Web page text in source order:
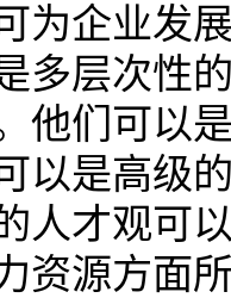
为企业发
多层次性
他们可以
以是高级
人才观可
资源方面